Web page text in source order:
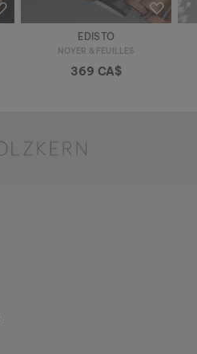
EDISTO
NOYER & FEUILLES
369 CA$